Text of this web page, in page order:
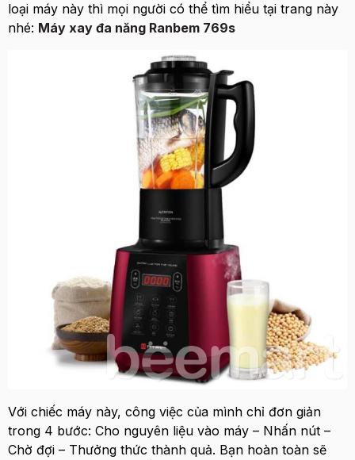
loại máy này thì mọi người có thể tìm hiểu tại trang này
nhé: Máy xay đa năng Ranbem 769s
Với chiếc máy này, công việc của mình chỉ đơn giản
trong 4 bước: Cho nguyên liệu vào máy – Nhấn nút –
Chờ đợi – Thưởng thức thành quả. Bạn hoàn toàn sẽ